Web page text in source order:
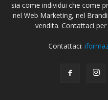
sia come individui che come
nel Web Marketing, nel
vendita. Contattaci
Contattaci: